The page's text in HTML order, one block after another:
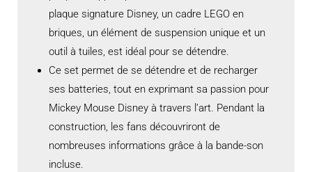
plaque signature Disney, un cadre LEGO en
briques, un élément de suspension unique et un
outil à tuiles, est idéal pour se détendre.
Ce set permet de se détendre et de recharger
ses batteries, tout en exprimant sa passion pour
Mickey Mouse Disney à travers l’art. Pendant la
construction, les fans découvriront de
nombreuses informations grâce à la bande-son
incluse.